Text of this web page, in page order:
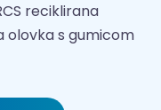
reciklirana
olovka s gumicom